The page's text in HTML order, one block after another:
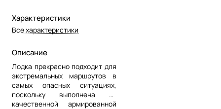
Характеристики
Все характеристики
Описание
Лодка прекрасно подходит для
экстремальных маршрутов в
самых опасных ситуациях,
поскольку выполнена из
качественной армированной